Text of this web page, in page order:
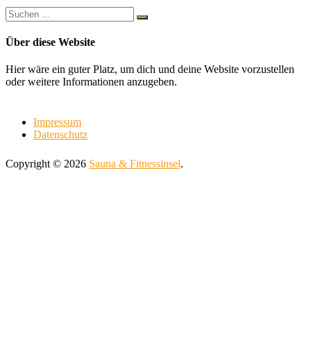
Über diese Website
Hier wäre ein guter Platz, um dich und deine Website vorzustellen
oder weitere Informationen anzugeben.
Impressum
Datenschutz
Copyright © 2026 Sauna & Fitnessinsel.